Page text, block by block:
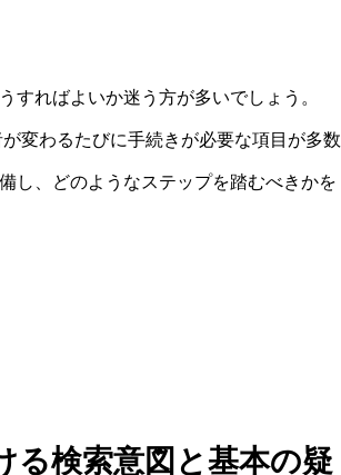
すればよいか迷う方が多いでしょう。
変わるたびに手続きが必要な項目が多数
し、どのようなステップを踏むべきかを
る検索意図と基本の疑